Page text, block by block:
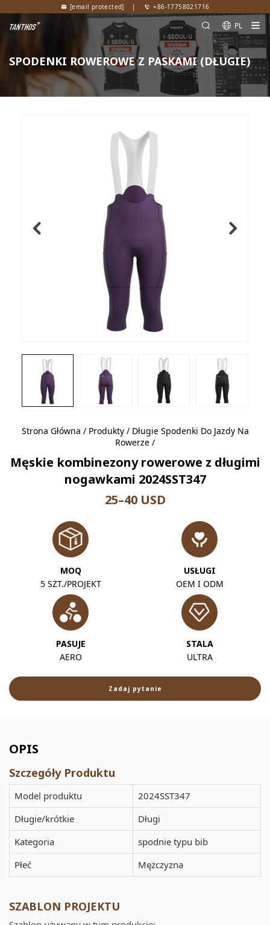
[email protected] | +86-17758021716
PL
SPODENKI ROWEROWE Z PASKAMI (DŁUGIE)
Strona Główna / Produkty/ Długie Spodenki Do Jazdy Na
Rowerze /
Męskie kombinezony rowerowe z długimi
nogawkami 2024SST347
25–40 USD
MOQ
5 SZT./PROJEKT
USŁUGI
OEM I ODM
PASUJE
AERO
STALA
ULTRA
Zadaj pytanie
OPIS
Szczegóły Produktu
Model produktu
2024SST347
Długie/krótkie
Długi
Kategoria
spodnie typu bib
Płeć
Mężczyzna
SZABLON PROJEKTU